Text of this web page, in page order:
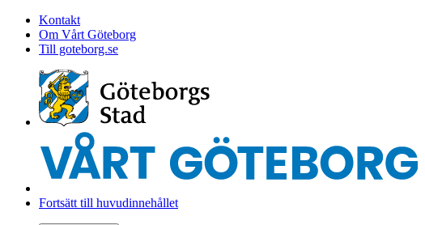
Kontakt
Om Vårt Göteborg
Till goteborg.se
Fortsätt till huvudinnehållet